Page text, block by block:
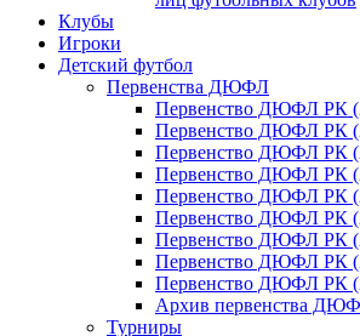
Клубы
Игроки
Детский футбол
Первенства ДЮФЛ
Первенство ДЮФЛ РК
Первенство ДЮФЛ РК
Первенство ДЮФЛ РК
Первенство ДЮФЛ РК
Первенство ДЮФЛ РК
Первенство ДЮФЛ РК
Первенство ДЮФЛ РК
Первенство ДЮФЛ РК
Первенство ДЮФЛ РК
Архив первенства
Турниры